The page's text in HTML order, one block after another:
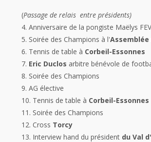
(Passage de relais entre présidents)
4. Anniversaire de la pongiste Maëlys
5. Soirée des Champions à l'
6. Tennis de table à Corbeil-Essonnes
7. Eric Duclos arbitre bénévole de
8. Soirée des Champions
9. AG élective
10. Tennis de table à Corbeil-Essonnes
11. Soirée des Champions
12. Cross Torcy
13. Interview hand du président du Val